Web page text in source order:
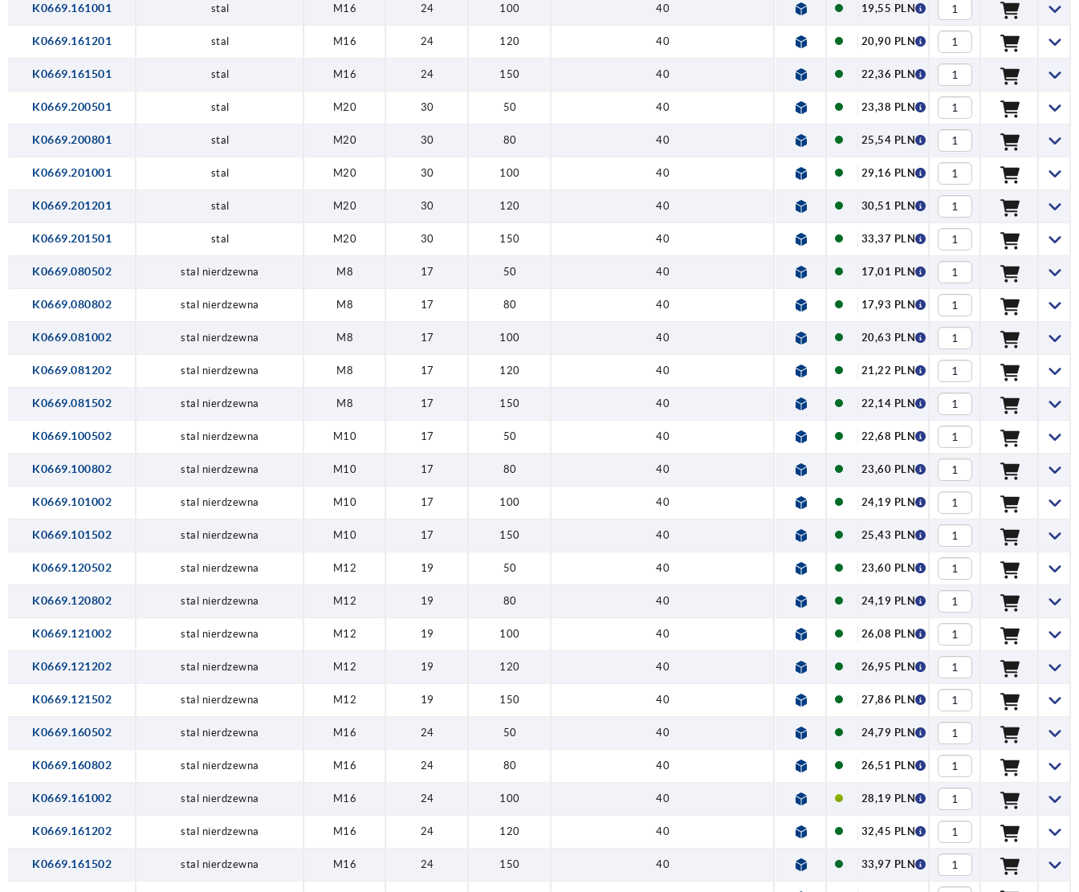
K0669.161001 stal M16 24 100 40 19,55 PLN
K0669.161201 stal M16 24 120 40 20,90 PLN
K0669.161501 stal M16 24 150 40 22,36 PLN
K0669.200501 stal M20 30 50 40 23,38 PLN
K0669.200801 stal M20 30 80 40 25,54 PLN
K0669.201001 stal M20 30 100 40 29,16 PLN
K0669.201201 stal M20 30 120 40 30,51 PLN
K0669.201501 stal M20 30 150 40 33,37 PLN
K0669.080502 stal nierdzewna M8 17 50 40 17,01 PLN
K0669.080802 stal nierdzewna M8 17 80 40 17,93 PLN
K0669.081002 stal nierdzewna M8 17 100 40 20,63 PLN
K0669.081202 stal nierdzewna M8 17 120 40 21,22 PLN
K0669.081502 stal nierdzewna M8 17 150 40 22,14 PLN
K0669.100502 stal nierdzewna M10 17 50 40 22,68 PLN
K0669.100802 stal nierdzewna M10 17 80 40 23,60 PLN
K0669.101002 stal nierdzewna M10 17 100 40 24,19 PLN
K0669.101502 stal nierdzewna M10 17 150 40 25,43 PLN
K0669.120502 stal nierdzewna M12 19 50 40 23,60 PLN
K0669.120802 stal nierdzewna M12 19 80 40 24,19 PLN
K0669.121002 stal nierdzewna M12 19 100 40 26,08 PLN
K0669.121202 stal nierdzewna M12 19 120 40 26,95 PLN
K0669.121502 stal nierdzewna M12 19 150 40 27,86 PLN
K0669.160502 stal nierdzewna M16 24 50 40 24,79 PLN
K0669.160802 stal nierdzewna M16 24 80 40 26,51 PLN
K0669.161002 stal nierdzewna M16 24 100 40 28,19 PLN
K0669.161202 stal nierdzewna M16 24 120 40 32,45 PLN
K0669.161502 stal nierdzewna M16 24 150 40 33,97 PLN